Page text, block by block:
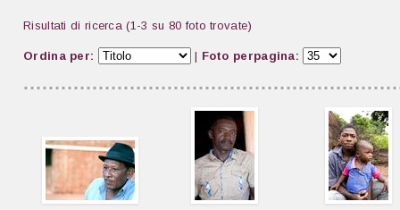
Risultati di ricerca (1-3 su 80 foto trovate)
Ordina per: | Foto perpagina: